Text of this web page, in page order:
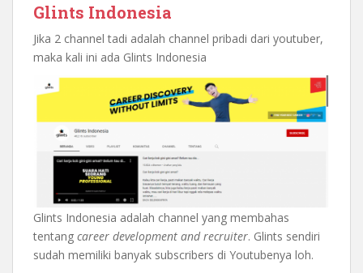
Glints Indonesia
Jika 2 channel tadi adalah channel pribadi dari youtuber,
maka kali ini ada Glints Indonesia
Glints Indonesia adalah channel yang membahas
tentang career development and recruiter. Glints sendiri
sudah memiliki banyak subscribers di Youtubenya loh.